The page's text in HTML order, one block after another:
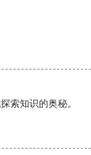
索知识的奥秘。